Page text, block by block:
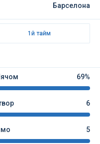
Барселона
1й тайм
69%
6
5